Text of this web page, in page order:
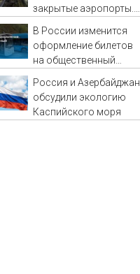
закрытые аэропорты.
России к этому часу
В России изменится
оформление билетов
на общественный
Россия и Азербайджан
обсудили экологию
Каспийского моря